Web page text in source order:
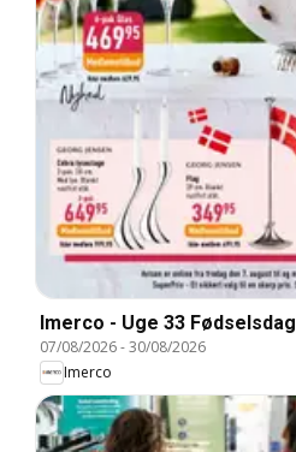
Imerco - Uge 33 Fødselsdag
07/08/2026-30/08/2026
Imerco